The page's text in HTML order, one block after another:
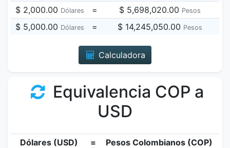
$ 2,000.00 Dólares = $ 5,698,020.00 Pesos
$ 5,000.00 Dólares = $ 14,245,050.00 Pesos
Calculadora
Equivalencia COP a
USD
Dólares (USD) =
Pesos Colombianos (COP)